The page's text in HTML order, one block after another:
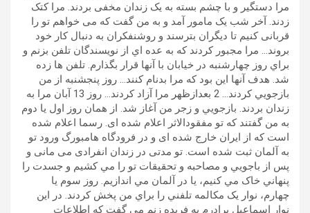
مرا دستگير و با چشم بسته به يک زندان مخفی بردند. مرا کتک
زدند. آخر شب يک مامور آمد و به من گفت که می خواهم تو را
قربانی کنيم تا ديگران بترسند و روشنفکران به دنبال کار خود
بروند… مرا مجبور کردند که به عده اي از نويسندگان تلفن بزنم و
براي روز چهارشنبه در خیابان با آنها قرار بگذارم. تلفن ها زده
شد. هدف آنها اين بود که مرا بدنام کنند… روز پنجشنبه از من
بازجويي کردند… 2 بعدازظهر مرا آزاد کردند… روز 13 آبان مرا به
زندان بردند. بازجويي و زجر من آغاز شد. از همان روز اول يا دوم
به من گفتند که تو مفقودالاثر اعلام شده ای. رسما اعلام شده
است که از ايران خارج شده ای و در فرودگاه هامبورگ ورود تو
به آلمان ثبت شده است. تو مدتی در زندان انفرادی می مانی و
پس از باجويي و مصاحبه و تحقیقات تو را مي کشيم و جسدت را
پنهاني خاک مي کنيم، یا در آلمان مي اندازيم. روز سوم يا
چهارم، نوار يک مکالمه تلفني را براي من پخش کردند. در اين
نوار اسماعيل برادرم به فريده زنم می گفت که اطلاعات